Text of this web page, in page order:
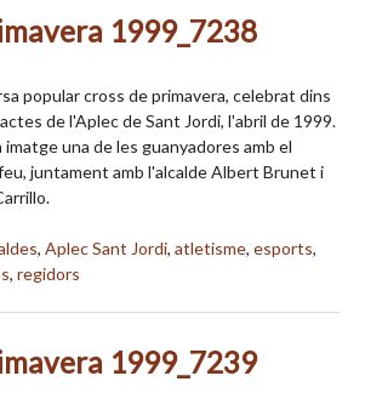
1999_7238
popular cross de primavera, celebrat dins
de l'Aplec de Sant Jordi, l'abril de 1999.
imatge una de les guanyadores amb el
juntament amb l'alcalde Albert Brunet i
, Aplec Sant Jordi, atletisme, esports,
, regidors
1999_7239